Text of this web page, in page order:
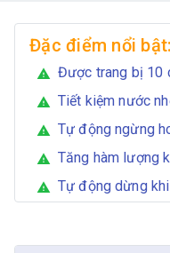
Đặc điểm nổi bật:
warning Được trang bị 10
warning Tiết kiệm nước
warning Tự động ngừng
warning Tăng hàm lượng
warning Tự động dừng